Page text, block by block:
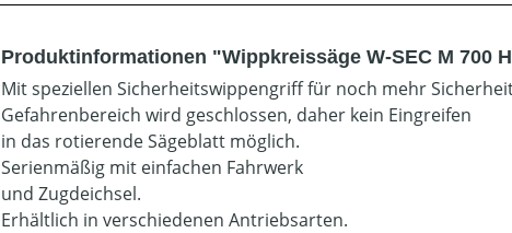
Produktinformationen "Wippkreissäge W-SEC M 700
Mit speziellen Sicherheitswippengriff für noch mehr
Gefahrenbereich wird geschlossen, daher kein Eingreifen
in das rotierende Sägeblatt möglich.
Serienmäßig mit einfachen Fahrwerk
und Zugdeichsel.
Erhältlich in verschiedenen Antriebsarten.